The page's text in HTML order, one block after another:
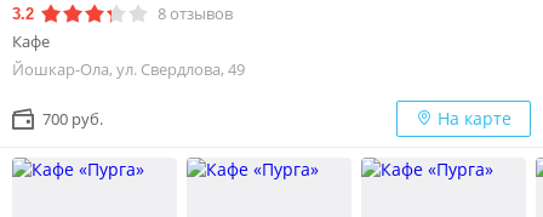
3.2 8отзывов
Кафе
Йошкар-Ола, ул. Свердлова, 49
700 руб. На карте